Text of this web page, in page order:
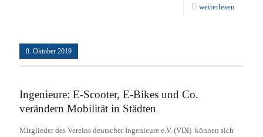
weiterlesen
8. Oktober 2019
Ingenieure: E-Scooter, E-Bikes und Co.
verändern Mobilität in Städten
Mitglieder des Vereins deutscher Ingenieure e.V. (VDI) können sich